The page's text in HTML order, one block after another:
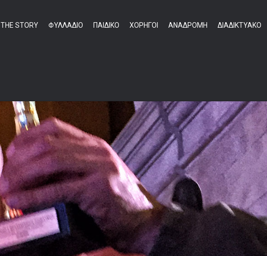
THE STORY ΦΥΛΛΑΔΙΟ ΠΑΙΔΙΚΟ ΧΟΡΗΓΟΙ ΑΝΑΔΡΟΜΗ ΔΙΑΔΙΚΤΥΑΚΟ